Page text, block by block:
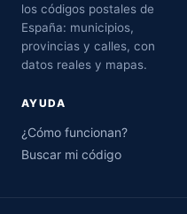
los códigos postales de
España: municipios,
provincias y calles, con
datos reales y mapas.
AYUDA
¿Cómo funcionan?
Buscar mi código